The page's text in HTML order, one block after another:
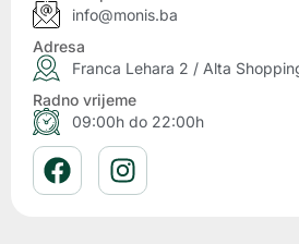
info@monis.ba
Adresa
Franca Lehara 2 / Alta
Radno vrijeme
09:00h do 22:00h